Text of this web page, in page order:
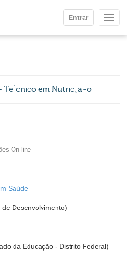
Entrar
Te´cnico em Nutric¸a~o
On-line
Saúde
de Desenvolvimento)
da Educação - Distrito Federal)